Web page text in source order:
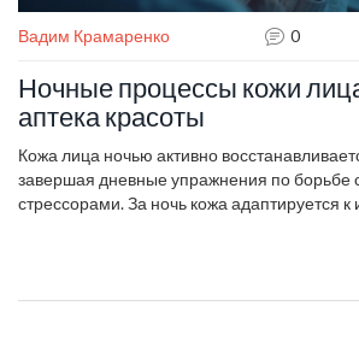
Вадим Крамаренко 0
Ночные процессы кожи
аптека красоты
Кожа лица ночью активно
завершая дневные упражнения по борьбе
стрессорами. За ночь кожа адаптируется
ночного восстановления. Благодаря